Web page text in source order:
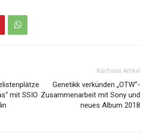
mit SSIO
Nächster Artikel
Genetikk verkünden „OTW“-
Zusammenarbeit mit Sony und
neues Album 2018